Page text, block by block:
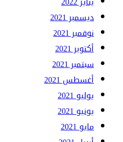
ديسمبر 2021
نوفمبر 2021
أكتوبر 2021
سبتمبر 2021
أغسطس 2021
يوليو 2021
يونيو 2021
مايو 2021